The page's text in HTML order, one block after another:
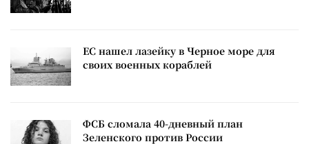
ЕС нашел лазейку в Черное море для
своих военных кораблей
ФСБ сломала 40-дневный план
Зеленского против России